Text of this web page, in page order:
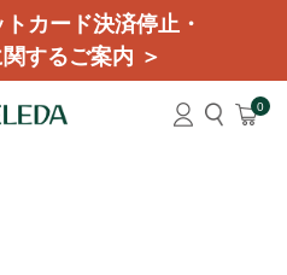
トカード決済停止・
するご案内 ＞
0